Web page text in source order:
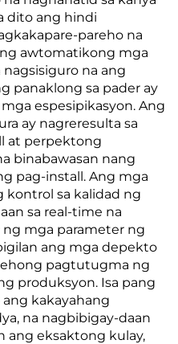
Kulay, Mataas na
Katiyakan, Direkta
mula sa Manufacturer
dito ang hindi
pareho na
awtomatikong mga
na ang
panaklong sa pader ay
espesipikasyon. Ang
ay nagreresulta sa
at perpektong
binabawasan nang
pag-install. Ang mga
kontrol sa kalidad ng
sa real-time na
mga parameter ng
ang mga depekto
pagtutugma ng
produksyon. Isa pang
kakayahang
na nagbibigay-daan
ang eksaktong kulay,